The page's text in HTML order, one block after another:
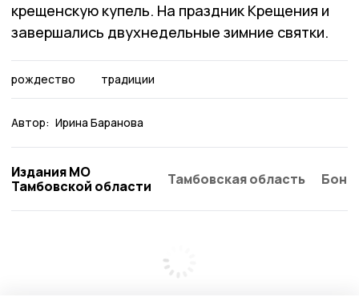
крещенскую купель. На праздник Крещения и
завершались двухнедельные зимние святки.
рождество традиции
Автор: Ирина Баранова
Издания МО
Тамбовской области
Тамбовская область